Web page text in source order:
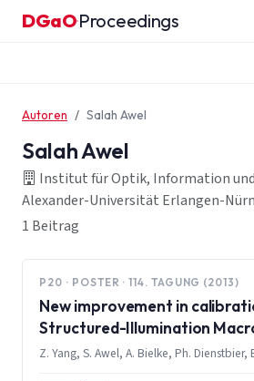
Zum Inhalt springen
DGaO·Proceedings
Autoren Salah Awel
Salah Awel
Institut für Optik, Information
Alexander-Universität Erlangen-
1 Beitrag
P20 · POSTER · 114. TAGUNG (2013)
New improvement in
Structured-Illumination